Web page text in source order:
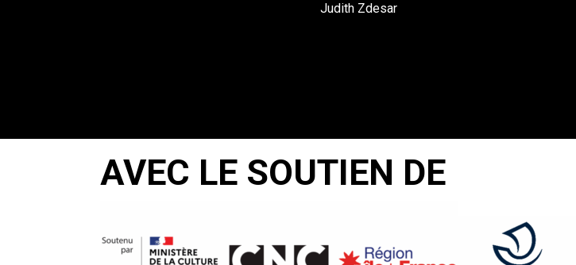
Judith Zdesar
AVEC LE SOUTIEN DE